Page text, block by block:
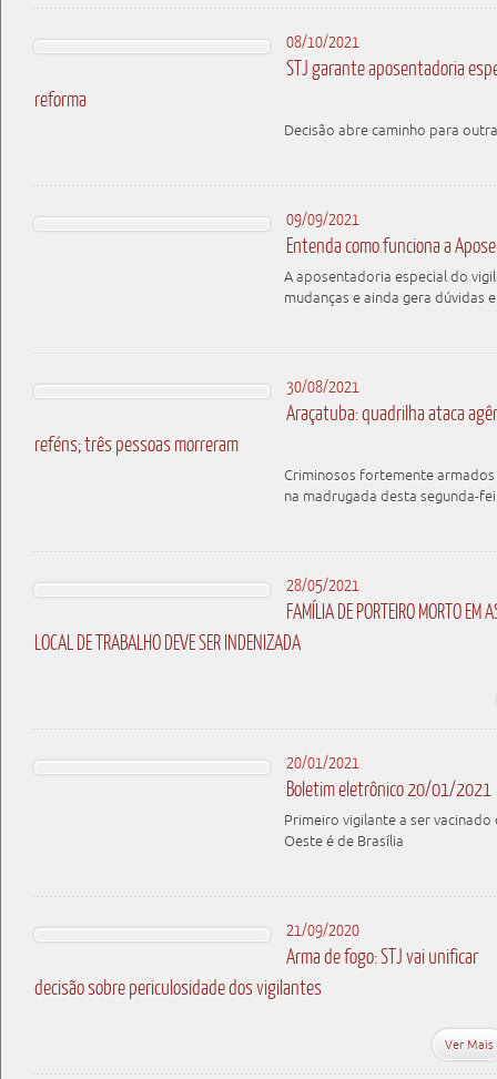
08/10/2021
STJ garante aposentadoria
reforma
Decisão abre caminho para
09/09/2021
Entenda como funciona a
A aposentadoria especial do
mudanças e ainda gera dúvidas
30/08/2021
Araçatuba: quadrilha ataca
reféns; três pessoas morreram
Criminosos fortemente
na madrugada desta segunda-
28/05/2021
FAMÍLIA DE PORTEIRO MORTO EM
LOCAL DE TRABALHO DEVE SER INDENIZADA
20/01/2021
Boletim eletrônico 20/01/2021
Primeiro vigilante a ser
Oeste é de Brasília
21/09/2020
Arma de fogo: STJ vai unificar
decisão sobre periculosidade dos vigilantes
Ver Mais